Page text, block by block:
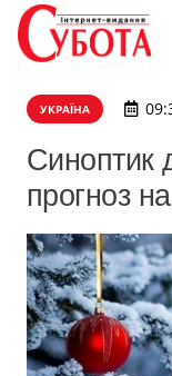
УКРАЇНА
Синоптик
прогноз